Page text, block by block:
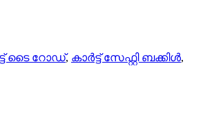
ടൈ റോഡ്, കാർട്ട് സേഫ്റ്റി ബക്കിൾ,